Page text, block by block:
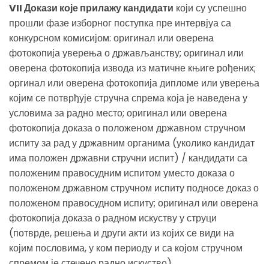
VII Докази које прилажу кандидати који су успешно
прошли фазе изборног поступка пре интервјуа са
конкурсном комисијом: оригинал или оверена
фотокопија уверења о држављанству; оригинал или
оверена фотокопија извода из матичне књиге рођених;
оргинал или оверена фотокопија дипломе или уверења
којим се потврђује стручна спрема која је наведена у
условима за радно место; оригинал или оверена
фотокопија доказа о положеном државном стручном
испиту за рад у државним органима (уколико кандидат
има положен државни стручни испит) / кандидати са
положеним правосудним испитом уместо доказа о
положеном државном стручном испиту подносе доказ о
положеном правосудном испиту; оригинал или оверена
фотокопија доказа о радном искуству у струци
(потврде, решења и други акти из којих се види на
којим пословима, у ком периоду и са којом стручном